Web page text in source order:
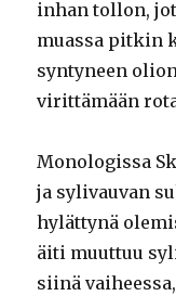
inhan tollon,
muassa pitkin
syntyneen
virittämään
Monologissa
ja sylivauvan
hylättynä
äiti muuttuu
siinä